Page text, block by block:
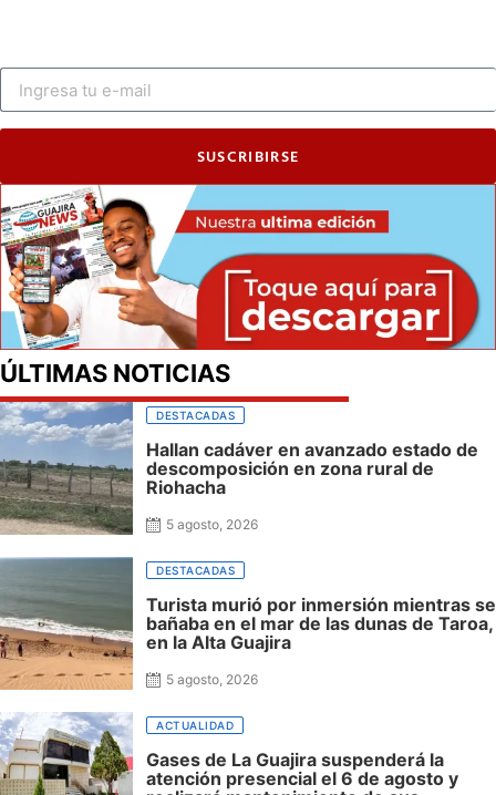
SUSCRIBIRSE
ÚLTIMAS NOTICIAS
DESTACADAS
Hallan cadáver en avanzado estado de
descomposición en zona rural de
Riohacha
5 agosto, 2026
DESTACADAS
Turista murió por inmersión mientras se
bañaba en el mar de las dunas de Taroa,
en la Alta Guajira
5 agosto, 2026
ACTUALIDAD
Gases de La Guajira suspenderá la
atención presencial el 6 de agosto y